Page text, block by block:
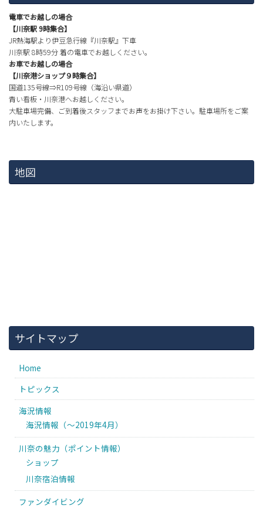
電車でお越しの場合
【川奈駅 9時集合】
JR熱海駅より伊豆急行線『川奈駅』下車
川奈駅 8時59分 着の電車でお越しください。
お車でお越しの場合
【川奈港ショップ９時集合】
国道135号線⇒R109号線（海沿い県道）
青い看板・川奈港へお越しください。
大駐車場完備、ご到着後スタッフまでお声をお掛け下さい。駐車場所をご案
内いたします。
地図
サイトマップ
Home
トピックス
海況情報
海況情報（〜2019年4月）
川奈の魅力（ポイント情報）
ショップ
川奈宿泊情報
ファンダイビング